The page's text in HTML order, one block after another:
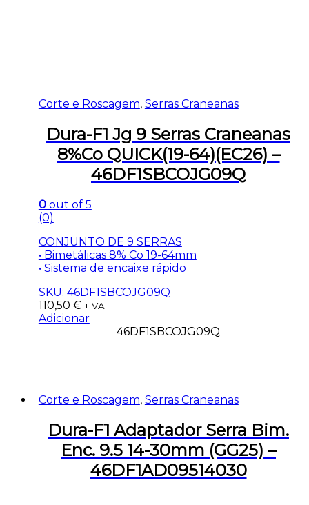
Corte e Roscagem, Serras Craneanas
Dura-F1 Jg 9 Serras Craneanas
8%Co QUICK(19-64)(EC26) –
46DF1SBCOJG09Q
0out of 5
(0)
CONJUNTO DE 9 SERRAS
• Bimetálicas 8% Co 19-64mm
• Sistema de encaixe rápido
SKU: 46DF1SBCOJG09Q
110,50 € +IVA
Adicionar
46DF1SBCOJG09Q
Corte e Roscagem, Serras Craneanas
Dura-F1 Adaptador Serra Bim.
Enc. 9.5 14-30mm (GG25) –
46DF1AD09514030